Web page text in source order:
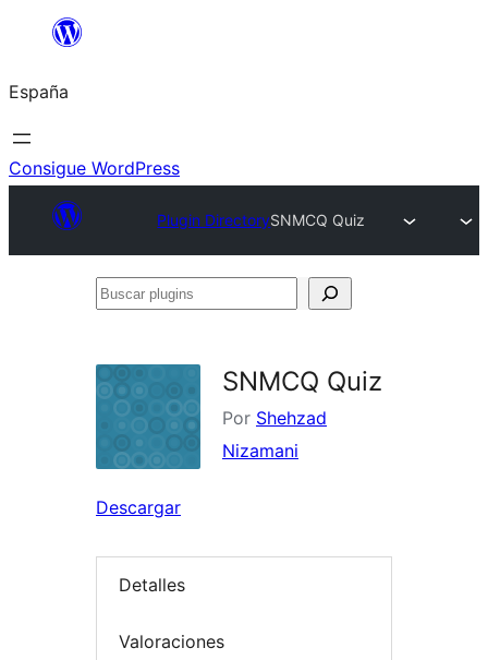
Saltar
contenido
España
Consigue WordPress
Plugin DirectorySNMCQ Quiz
Buscar
SNMCQ Quiz
Por Shehzad
Nizamani
Descargar
Detalles
Valoraciones